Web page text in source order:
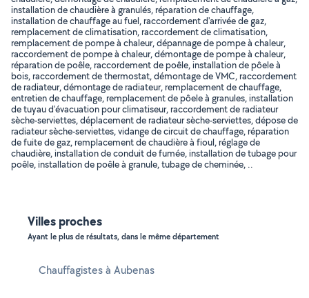
installation de chaudière à granulés, réparation de chauffage,
installation de chauffage au fuel, raccordement d'arrivée de gaz,
remplacement de climatisation, raccordement de climatisation,
remplacement de pompe à chaleur, dépannage de pompe à chaleur,
raccordement de pompe à chaleur, démontage de pompe à chaleur,
réparation de poêle, raccordement de poêle, installation de pôele à
bois, raccordement de thermostat, démontage de VMC, raccordement
de radiateur, démontage de radiateur, remplacement de chauffage,
entretien de chauffage, remplacement de pôele à granules, installation
de tuyau d'évacuation pour climatiseur, raccordement de radiateur
sèche-serviettes, déplacement de radiateur sèche-serviettes, dépose de
radiateur sèche-serviettes, vidange de circuit de chauffage, réparation
de fuite de gaz, remplacement de chaudière à fioul, réglage de
chaudière, installation de conduit de fumée, installation de tubage pour
poêle, installation de poêle à granule, tubage de cheminée, ..
Villes proches
Ayant le plus de résultats, dans le même département
Chauffagistes à Aubenas